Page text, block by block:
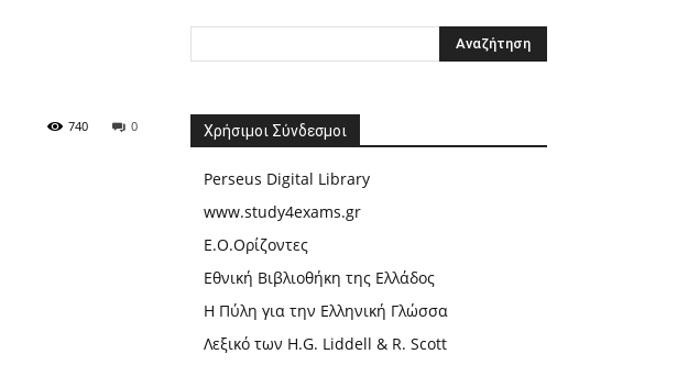
0
740 Χρήσιμοι Σύνδεσμοι
Perseus Digital Library
www.study4exams.gr
Ε.Ο.Ορίζοντες
Εθνική Βιβλιοθήκη της Ελλάδος
Η Πύλη για την Ελληνική Γλώσσα
Λεξικό των H.G. Liddell & R. Scott